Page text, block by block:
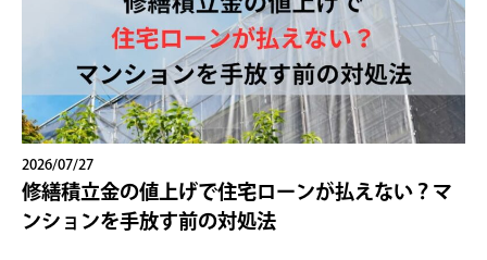
2026/07/27
修繕積立金の値上げで住宅ローンが払えない？マ
ンションを手放す前の対処法